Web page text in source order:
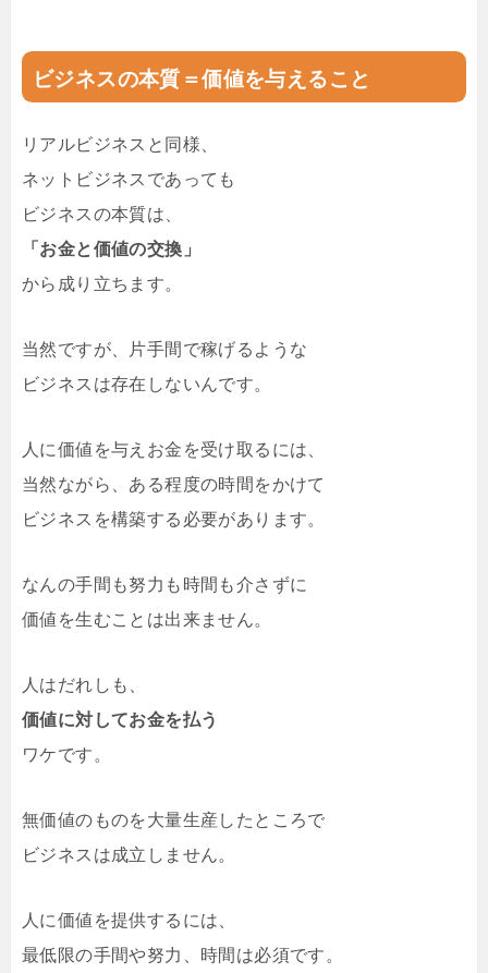
ビジネスの本質＝価値を与えること
リアルビジネスと同様、
ネットビジネスであっても
ビジネスの本質は、
「お金と価値の交換」
から成り立ちます。
当然ですが、片手間で稼げるような
ビジネスは存在しないんです。
人に価値を与えお金を受け取るには、
当然ながら、ある程度の時間をかけて
ビジネスを構築する必要があります。
なんの手間も努力も時間も介さずに
価値を生むことは出来ません。
人はだれしも、
価値に対してお金を払う
ワケです。
無価値のものを大量生産したところで
ビジネスは成立しません。
人に価値を提供するには、
最低限の手間や努力、時間は必須です。